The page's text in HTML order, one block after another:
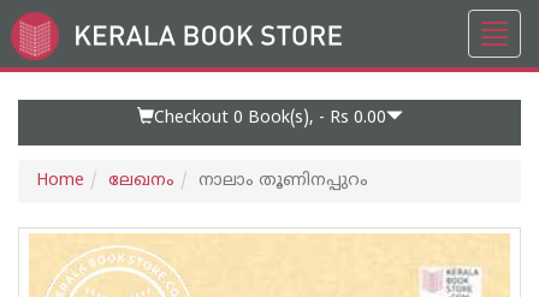
Go
to
Checkout 0 Book(s), - Rs 0.00
Home ലേഖനം നാലാം തൂണിനപ്പുറം